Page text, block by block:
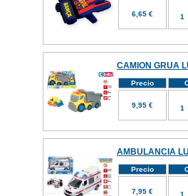
6,65 €
CAMION GRUA
Precio
9,95 €
AMBULANCIA
Precio
7,95 €